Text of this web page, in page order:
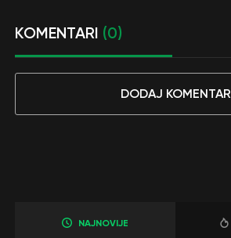
KOMENTARI (0)
DODAJ KOMENTAR
NAJNOVIJE